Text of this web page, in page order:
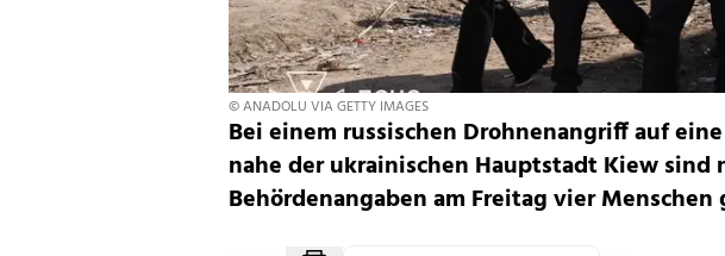
© ANADOLU VIA GETTY IMAGES
Bei einem russischen Drohnenangriff auf
nahe der ukrainischen Hauptstadt Kiew sind
Behördenangaben am Freitag vier